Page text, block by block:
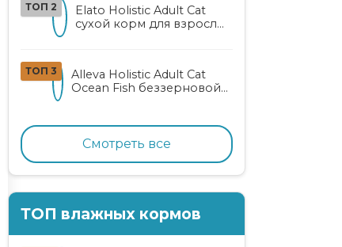
ТОП 2
Elato Holistic Adult Cat
сухой корм для взрослых
ТОП 3
Alleva Holistic Adult Cat
Ocean Fish беззерновой
рыбой, коноплей и алоэ
вера
Смотреть все
ТОП влажных кормов